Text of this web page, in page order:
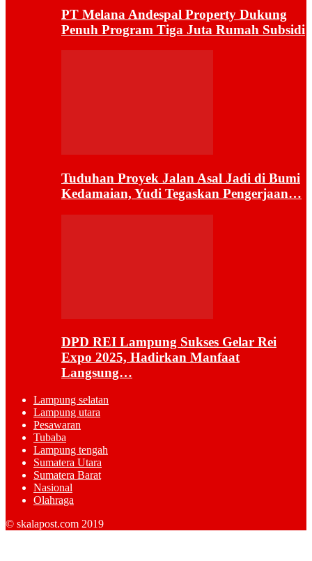
PT Melana Andespal Property Dukung
Penuh Program Tiga Juta Rumah Subsidi
Tuduhan Proyek Jalan Asal Jadi di Bumi
Kedamaian, Yudi Tegaskan Pengerjaan…
DPD REI Lampung Sukses Gelar Rei
Expo 2025, Hadirkan Manfaat
Langsung…
Lampung selatan
Lampung utara
Pesawaran
Tubaba
Lampung tengah
Sumatera Utara
Sumatera Barat
Nasional
Olahraga
© skalapost.com 2019